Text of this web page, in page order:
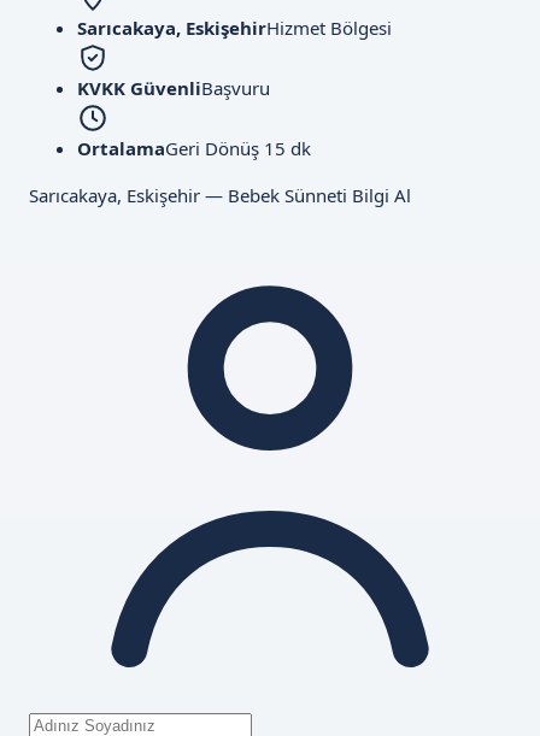
Sarıcakaya, EskişehirHizmet Bölgesi
KVKK GüvenliBaşvuru
OrtalamaGeri Dönüş 15 dk
Sarıcakaya, Eskişehir — Bebek Sünneti Bilgi Al